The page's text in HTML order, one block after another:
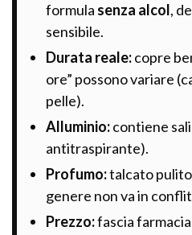
formula senza alcol,
sensibile.
Durata reale:copre
ore” possono variare
pelle).
Alluminio:contiene
antitraspirante).
Profumo:talcato
genere non va in
Prezzo:fascia